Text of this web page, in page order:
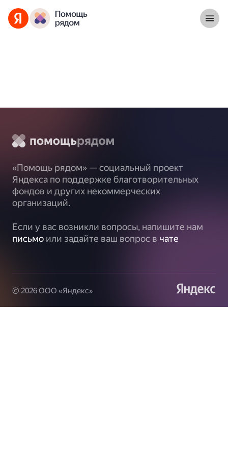
«Помощь рядом» — социальный проект
Яндекса по поддержке благотворительных
фондов и других некоммерческих
организаций.
Если у вас возникли вопросы, напишите нам
письмо или задайте ваш вопрос в чате
© 2026 ООО «Яндекс»